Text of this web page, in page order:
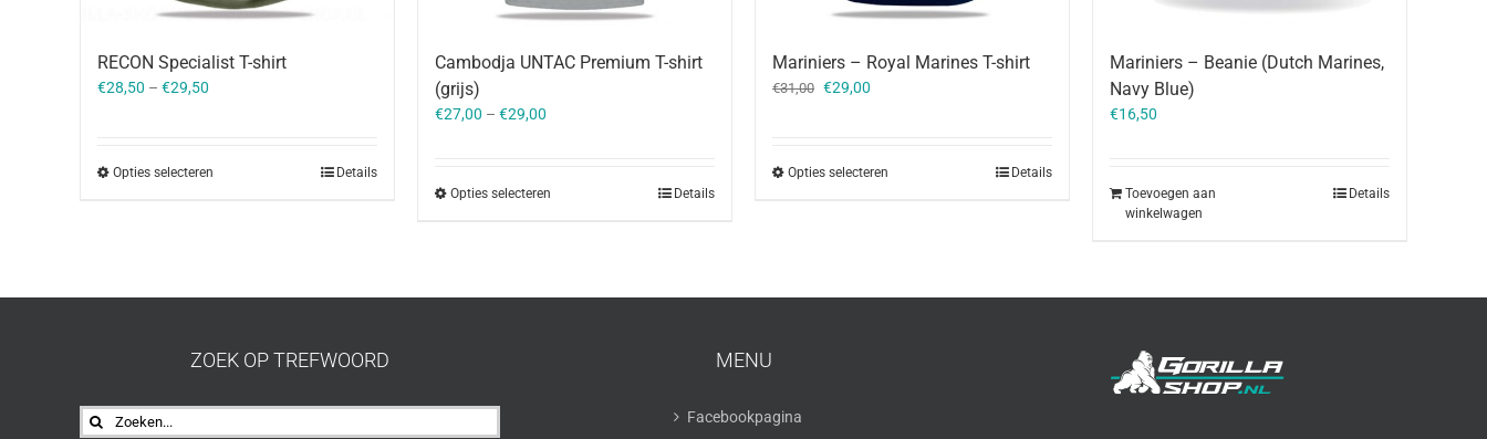
RECON Specialist T-shirt
€28,50 – €29,50
Opties selecteren Details
Cambodja UNTAC Premium T-shirt
(grijs)
€27,00 – €29,00
Opties selecteren Details
Mariniers – Royal Marines T-shirt
€31,00 Oorspronkelijke
€29,00
Opties selecteren Details
Mariniers – Beanie (Dutch Marines,
Navy Blue)
€16,50
Toevoegen aan
winkelwagen
Details
ZOEK OP TREFWOORD
Zoeken
MENU
Facebookpagina